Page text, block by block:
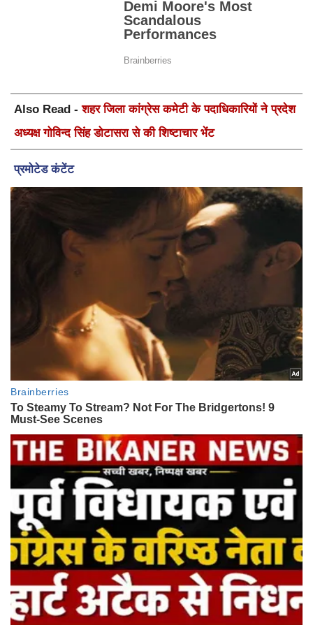
Also Read -शहर जिला कांग्रेस कमेटी के पदाधिकारियों ने प्रदेश
अध्यक्ष गोविन्द सिंह डोटासरा से की शिष्टाचार भेंट